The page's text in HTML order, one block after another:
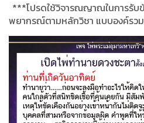
***โปรดใช้วิจารณญาณในการรับ
พยากรณ์ตามหลักวิชา แบบองค์รวม